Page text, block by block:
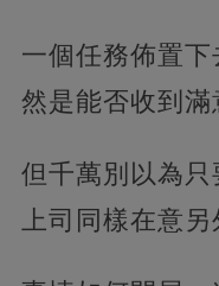
一個任務佈置
然是能否收到滿
但千萬別以為
上司同樣在意另